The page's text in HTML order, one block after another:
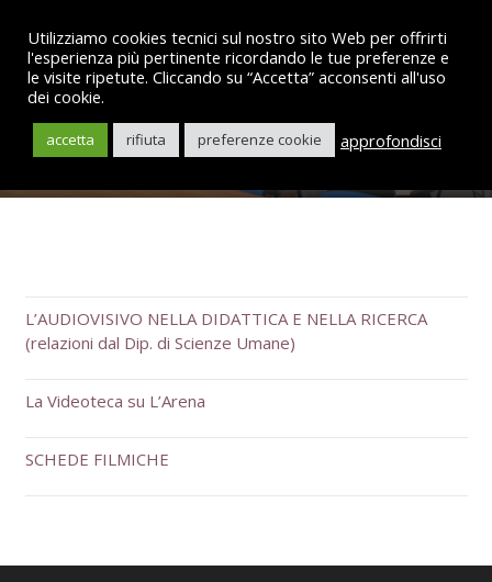
L’AUDIOVISIVO NELLA DIDATTICA E NELLA RICERCA
(relazioni dal Dip. di Scienze Umane)
La Videoteca su L’Arena
SCHEDE FILMICHE
Utilizziamo cookies tecnici sul nostro sito Web per offrirti
l'esperienza più pertinente ricordando le tue preferenze e
le visite ripetute. Cliccando su “Accetta” acconsenti all'uso
dei cookie.
accetta rifiuta preferenze cookie approfondisci